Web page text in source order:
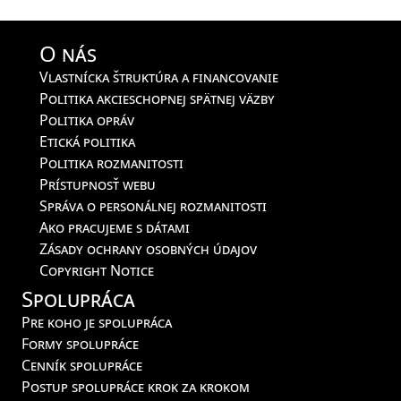
O nás
Vlastnícka štruktúra a financovanie
Politika akcieschopnej spätnej väzby
Politika opráv
Etická politika
Politika rozmanitosti
Prístupnosť webu
Správa o personálnej rozmanitosti
Ako pracujeme s dátami
Zásady ochrany osobných údajov
Copyright Notice
Spolupráca
Pre koho je spolupráca
Formy spolupráce
Cenník spolupráce
Postup spolupráce krok za krokom